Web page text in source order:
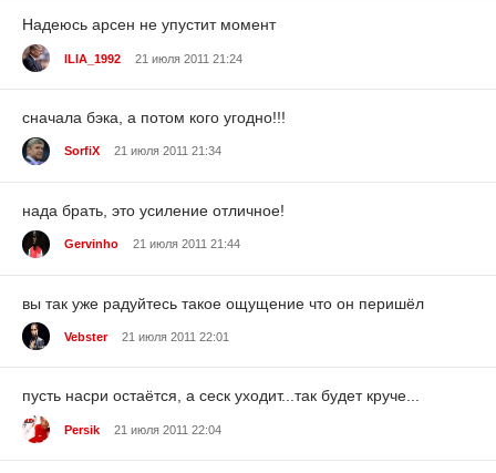
Надеюсь арсен не упустит момент
ILIA_1992 21 июля 2011 21:24
сначала бэка, а потом кого угодно!!!
SorfiX 21 июля 2011 21:34
нада брать, это усиление отличное!
Gervinho 21 июля 2011 21:44
вы так уже радуйтесь такое ощущение что он перишёл
Vebster 21 июля 2011 22:01
пусть насри остаётся, а сеск уходит...так будет круче...
Persik 21 июля 2011 22:04